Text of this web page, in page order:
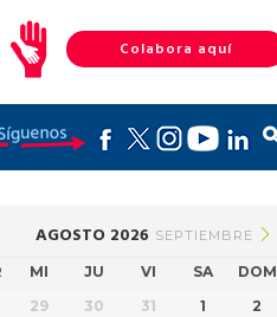
Colabora aquí
AGOSTO 2026 SEPTIEMBRE
MI JU VI SA
DOM
29 30 31 1 2